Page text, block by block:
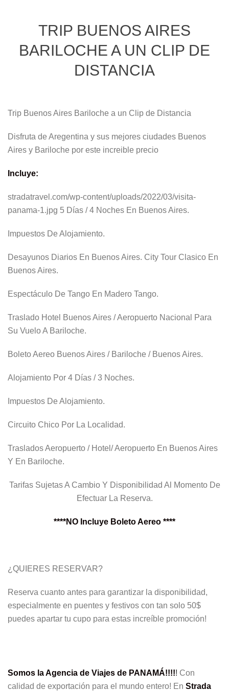
TRIP BUENOS AIRES
BARILOCHE A UN CLIP DE
DISTANCIA
Trip Buenos Aires Bariloche a un Clip de Distancia
Disfruta de Aregentina y sus mejores ciudades Buenos
Aires y Bariloche por este increible precio
Incluye:
stradatravel.com/wp-content/uploads/2022/03/visita-
panama-1.jpg 5 Días / 4 Noches En Buenos Aires.
Impuestos De Alojamiento.
Desayunos Diarios En Buenos Aires. City Tour Clasico En
Buenos Aires.
Espectáculo De Tango En Madero Tango.
Traslado Hotel Buenos Aires / Aeropuerto Nacional Para
Su Vuelo A Bariloche.
Boleto Aereo Buenos Aires / Bariloche / Buenos Aires.
Alojamiento Por 4 Días / 3 Noches.
Impuestos De Alojamiento.
Circuito Chico Por La Localidad.
Traslados Aeropuerto / Hotel/ Aeropuerto En Buenos Aires
Y En Bariloche.
Tarifas Sujetas A Cambio Y Disponibilidad Al Momento De
Efectuar La Reserva.
****NO Incluye Boleto Aereo ****
¿QUIERES RESERVAR?
Reserva cuanto antes para garantizar la disponibilidad,
especialmente en puentes y festivos con tan solo 50$
puedes apartar tu cupo para estas increíble promoción!
Somos la Agencia de Viajes de PANAMÁ!!!!! Con
calidad de exportación para el mundo entero! En Strada